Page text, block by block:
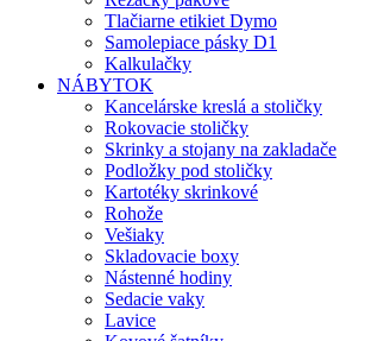
Tlačiarne etikiet Dymo
Samolepiace pásky D1
Kalkulačky
NÁBYTOK
Kancelárske kreslá a stoličky
Rokovacie stoličky
Skrinky a stojany na zakladače
Podložky pod stoličky
Kartotéky skrinkové
Rohože
Vešiaky
Skladovacie boxy
Nástenné hodiny
Sedacie vaky
Lavice